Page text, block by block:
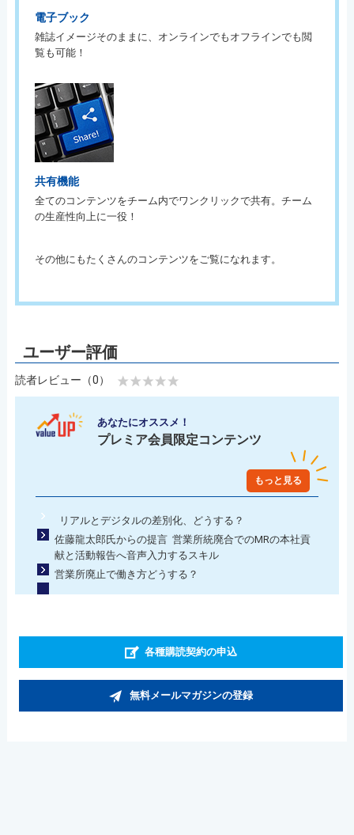
電子ブック
雑誌イメージそのままに、オンラインでもオフラインでも閲
覧も可能！
共有機能
全てのコンテンツをチーム内でワンクリックで共有。チーム
の生産性向上に一役！
その他にもたくさんのコンテンツをご覧になれます。
読者レビュー（0）
あなたにオススメ！
プレミア会員限定コンテンツ
もっと見る
リアルとデジタルの差別化、どうする？
佐藤龍太郎氏からの提言 営業所統廃合でのMRの本社貢
献と活動報告へ音声入力するスキル
営業所廃止で働き方どうする？
各種購読契約の申込
無料メールマガジンの登録